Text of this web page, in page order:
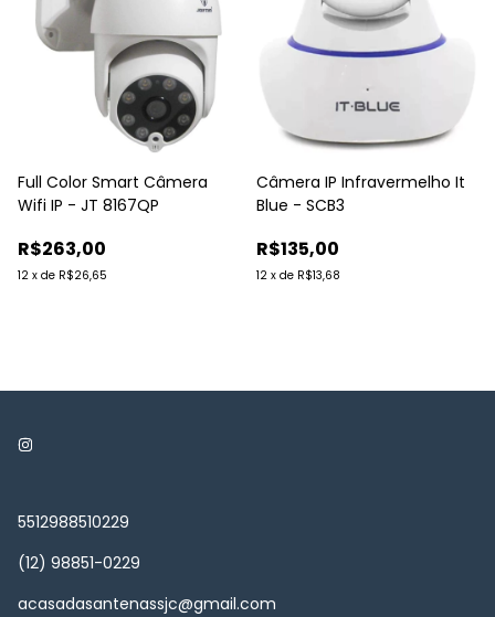
Full Color Smart Câmera
Wifi IP - JT 8167QP
R$263,00
12 x de R$26,65
Câmera IP Infravermelho It
Blue - SCB3
R$135,00
12 x de R$13,68
5512988510229
(12) 98851-0229
acasadasantenassjc@gmail.com